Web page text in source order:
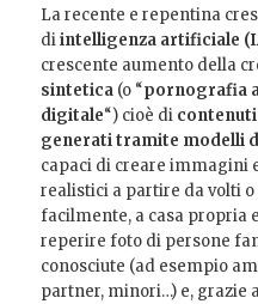
La recente e repentina
diintelligenza artificiale
crescente aumento della
sintetica (o “pornografia
digitale“) cioè di
generati tramite modelli
capaci di creare immagini
realistici a partire da volti
facilmente, a casa propria
reperire foto di persone
conosciute (ad esempio
partner, minori…) e, grazie